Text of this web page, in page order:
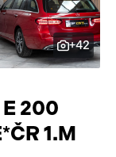
Pracovní stroje
Náhradní díly
Příslušenství
Auto a život
Videa
+42
200
1.M